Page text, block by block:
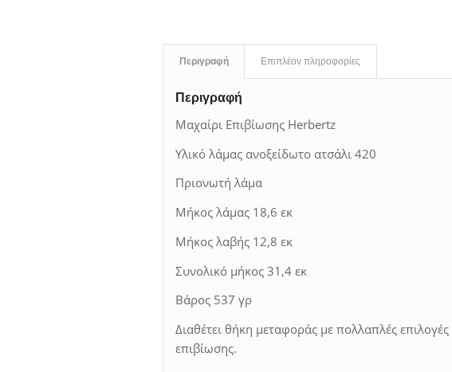
Περιγραφή Επιπλέον πληροφορίες
Περιγραφή
Μαχαίρι Επιβίωσης Herbertz
Υλικό λάμας ανοξείδωτο ατσάλι 420
Πριονωτή λάμα
Μήκος λάμας 18,6 εκ
Μήκος λαβής 12,8 εκ
Συνολικό μήκος 31,4 εκ
Βάρος 537 γρ
Διαθέτει θήκη μεταφοράς με πολλαπλές
επιβίωσης.